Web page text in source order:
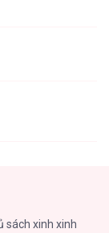
sách xinh xinh